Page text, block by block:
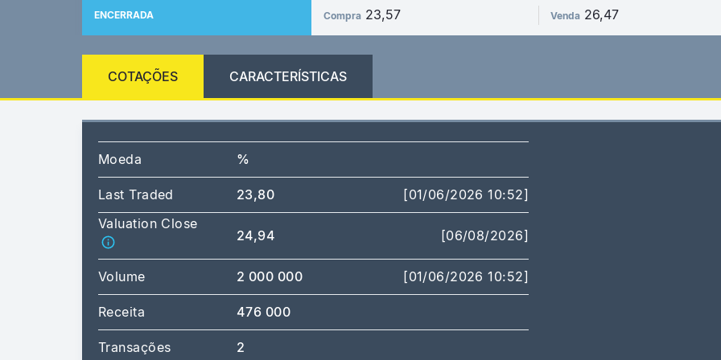
ENCERRADA Compra 23,57 Venda 26,47
COTAÇÕES CARACTERÍSTICAS
Moeda %
Last Traded 23,80
[01/06/2026 10:52]
Valuation Close
24,94 [06/08/2026]
Volume 2 000 000 [01/06/2026 10:52]
Receita 476 000
Transações 2